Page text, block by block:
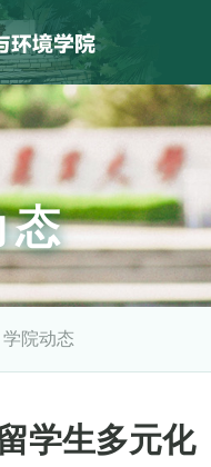
态
学院动态
学生多元化